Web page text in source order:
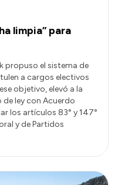
limpia” para
propuso el sistema de
a cargos electivos
objetivo, elevó a la
ley con Acuerdo
los artículos 83° y 147°
y de Partidos